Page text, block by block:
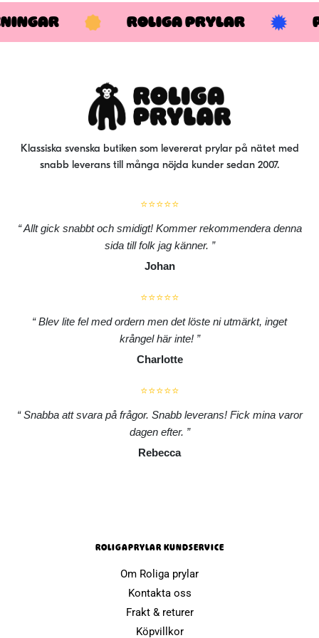
ROLIGA PRYLAR
Klassiska svenska butiken som levererat prylar på nätet med
snabb leverans till många nöjda kunder sedan 2007.
⭐⭐⭐⭐⭐
Allt gick snabbt och smidigt! Kommer rekommendera denna
sida till folk jag känner.
Johan
⭐⭐⭐⭐⭐
Blev lite fel med ordern men det löste ni utmärkt, inget
krångel här inte!
Charlotte
⭐⭐⭐⭐⭐
Snabba att svara på frågor. Snabb leverans! Fick mina varor
dagen efter.
Rebecca
ROLIGAPRYLAR KUNDSERVICE
Om Roliga prylar
Kontakta oss
Frakt & returer
Köpvillkor